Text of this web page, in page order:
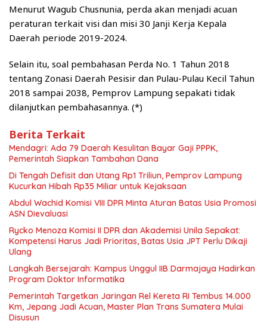
Menurut Wagub Chusnunia, perda akan menjadi acuan
peraturan terkait visi dan misi 30 Janji Kerja Kepala
Daerah periode 2019-2024.
Selain itu, soal pembahasan Perda No. 1 Tahun 2018
tentang Zonasi Daerah Pesisir dan Pulau-Pulau Kecil Tahun
2018 sampai 2038, Pemprov Lampung sepakati tidak
dilanjutkan pembahasannya. (*)
Berita Terkait
Mendagri: Ada 79 Daerah Kesulitan Bayar Gaji PPPK,
Pemerintah Siapkan Tambahan Dana
Di Tengah Defisit dan Utang Rp1 Triliun, Pemprov Lampung
Kucurkan Hibah Rp35 Miliar untuk Kejaksaan
Abdul Wachid Komisi VIII DPR Minta Aturan Batas Usia Promosi
ASN Dievaluasi
Rycko Menoza Komisi II DPR dan Akademisi Unila Sepakat:
Kompetensi Harus Jadi Prioritas, Batas Usia JPT Perlu Dikaji
Ulang
Langkah Bersejarah: Kampus Unggul IIB Darmajaya Hadirkan
Program Doktor Informatika
Pemerintah Targetkan Jaringan Rel Kereta RI Tembus 14.000
Km, Jepang Jadi Acuan, Master Plan Trans Sumatera Mulai
Disusun